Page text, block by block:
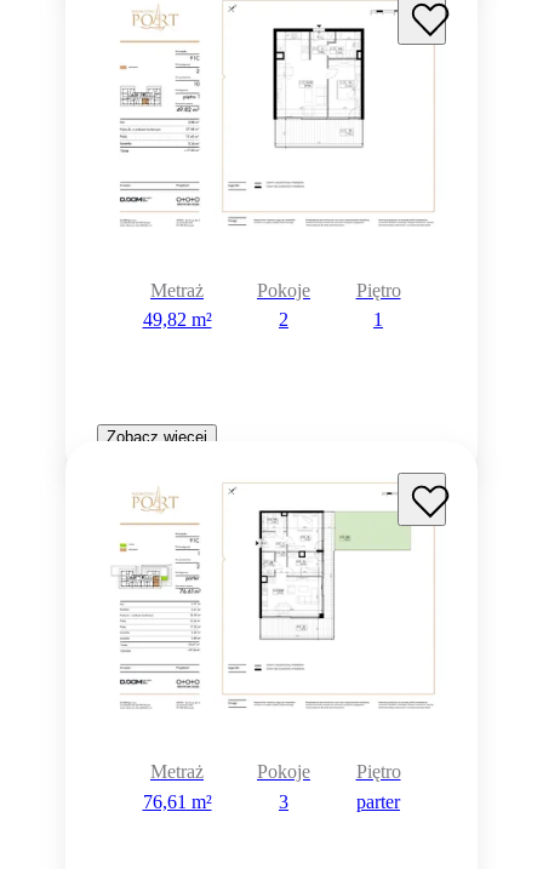
Metraż
49,82 m²
Pokoje
2
Piętro
1
Zobacz więcej
Metraż
76,61 m²
Pokoje
3
Piętro
parter